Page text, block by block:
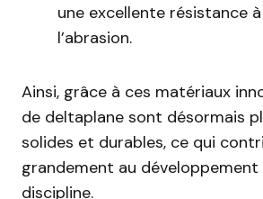
une excellente résistance
l’abrasion.
Ainsi, grâce à ces matériaux
de deltaplane sont désormais
solides et durables, ce qui
grandement au
discipline.